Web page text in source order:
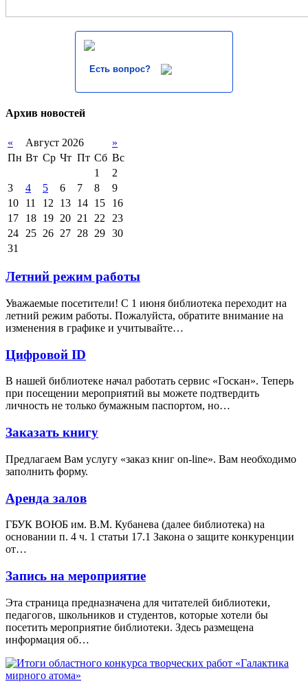
Есть вопрос?
Архив новостей
« Август 2026
»
Пн Вт Ср Чт Пт Сб Вс
1
2
3
4 5 6 7 8
9
10
11 12 13 14 15
16
17
18 19 20 21 22
23
24
25 26 27 28 29 30
31
Летний режим работы
Уважаемые посетители! С 1 июня библиотека переходит на
летний режим работы. Пожалуйста, обратите внимание на
изменения в графике и учитывайте…
Цифровой ID
В нашей библиотеке начал работать сервис «Госкан». Теперь
при посещении мероприятий вы можете подтвердить
личность не только бумажным паспортом, но…
Заказать книгу
Предлагаем Вам услугу «заказ книг on-line». Вам необходимо
заполнить форму.
Аренда залов
ГБУК ВОЮБ им. В.М. Кубанева (далее библиотека) на
основании п. 4 ч. 1 статьи 17.1 Закона о защите конкуренции
от…
Запись на мероприятие
Эта страница предназначена для читателей библиотеки,
педагогов, школьников и студентов, которые хотели бы
посетить мероприятие библиотеки. Здесь размещена
информация об…